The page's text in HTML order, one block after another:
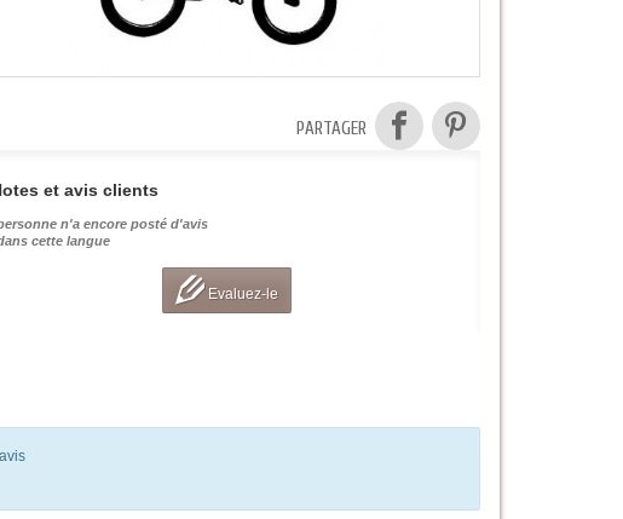
PARTAGER
et avis clients
n'a encore posté d'avis
cette langue
Evaluez-le